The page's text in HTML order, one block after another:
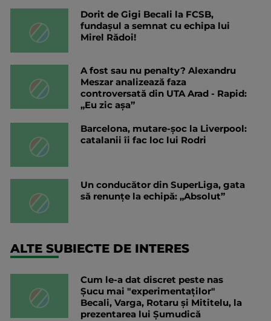
Dorit de Gigi Becali la FCSB,
fundașul a semnat cu echipa lui
Mirel Rădoi!
A fost sau nu penalty? Alexandru
Meszar analizează faza
controversată din UTA Arad - Rapid:
„Eu zic așa”
Barcelona, mutare-șoc la Liverpool:
catalanii îi fac loc lui Rodri
Un conducător din SuperLiga, gata
să renunțe la echipă: „Absolut”
ALTE SUBIECTE DE INTERES
Cum le-a dat discret peste nas
Șucu mai "experimentaților"
Becali, Varga, Rotaru și Mititelu, la
prezentarea lui Șumudică